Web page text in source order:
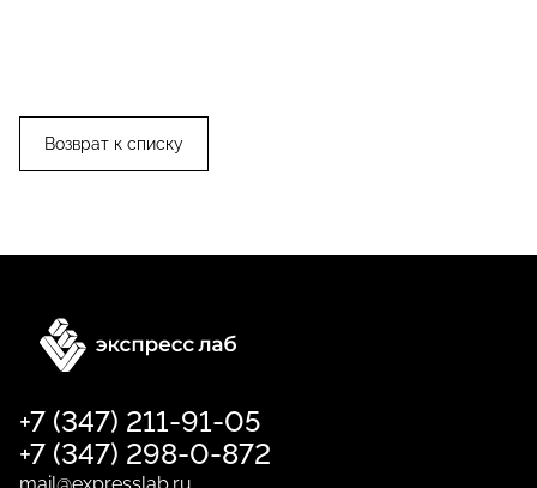
Возврат к списку
+7 (347) 211-91-05
+7 (347) 298-0-872